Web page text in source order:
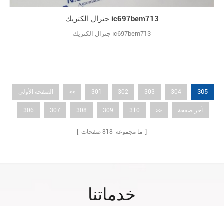
جنرال الكتريك ic697bem713
جنرال الكتريك ic697bem713
الصفحة الأولى << 301 302 303 304 305
306 307 308 309 310 >> آخر صفحة
[ ما مجموعه 818 صفحات ]
خدماتنا